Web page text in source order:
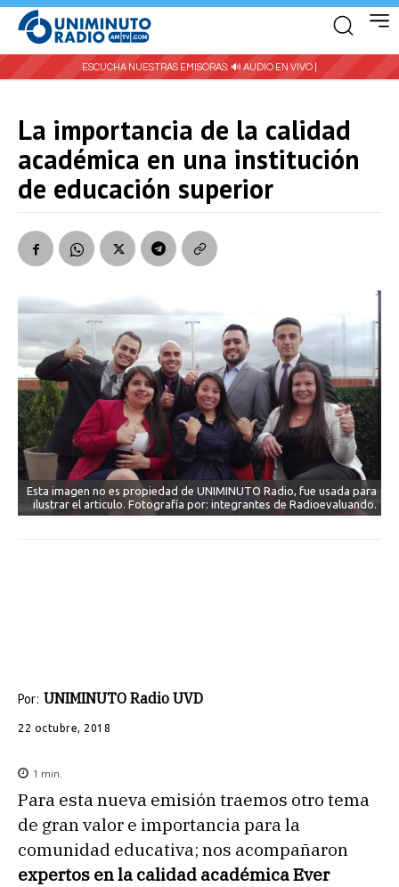
ESCUCHA NUESTRAS EMISORAS: 🔊 AUDIO EN VIVO |
La importancia de la calidad
académica en una institución
de educación superior
Esta imagen no es propiedad de UNIMINUTO Radio, fue usada para
ilustrar el articulo. Fotografía por: integrantes de Radioevaluando.
Por: UNIMINUTO Radio UVD
22 octubre, 2018
1 min.
Para esta nueva emisión traemos otro tema
de gran valor e importancia para la
comunidad educativa; nos acompañaron
expertos en la calidad académica Ever